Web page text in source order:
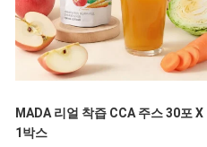
MADA 리얼 착즙 CCA 주스 30포 X
1박스